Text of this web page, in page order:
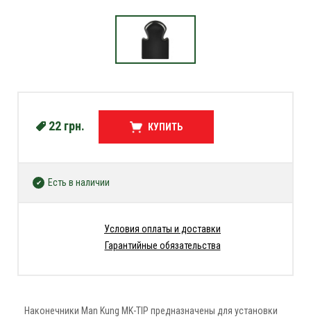
Наконечники Man Kung MK-TIP предназначены для установки
22 грн. КУПИТЬ
Есть в наличии
Условия оплаты и доставки
Гарантийные обязательства